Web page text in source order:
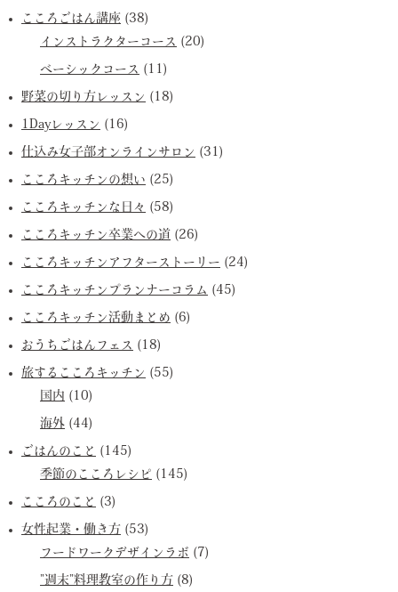
こころごはん講座 (38)
インストラクターコース (20)
ベーシックコース (11)
野菜の切り方レッスン (18)
1Dayレッスン (16)
仕込み女子部オンラインサロン (31)
こころキッチンの想い (25)
こころキッチンな日々 (58)
こころキッチン卒業への道 (26)
こころキッチンアフターストーリー (24)
こころキッチンプランナーコラム (45)
こころキッチン活動まとめ (6)
おうちごはんフェス (18)
旅するこころキッチン (55)
国内 (10)
海外 (44)
ごはんのこと (145)
季節のこころレシピ (145)
こころのこと (3)
女性起業・働き方 (53)
フードワークデザインラボ (7)
”週末”料理教室の作り方 (8)